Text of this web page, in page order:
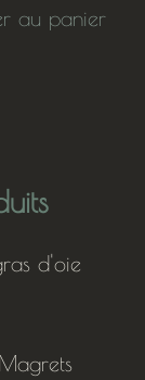
au panier
d'oie
Magrets